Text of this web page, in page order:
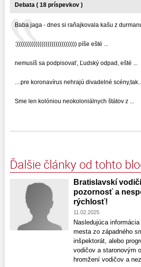
Debata ( 18 príspevkov )
Baba jaga - dnes si raňajkovala kašu z
:))))))))))))))))))))))))))))))) píše ešté ...
nemusíš sa podpisovať, Ľudský odpad, ešté ...
....pre koronavírus nehrajú divadelné scény,tak...
Sme len kolóniou neokoloniálnych štátov z ...
Ďalšie články od tohto
Bratislavskí
pozornosť a
rýchlosť!
11.02.2025
Nasledujúca
mesta zo západného
inšpektorát, alebo
vodičov a staronovým
hromžení vodičov a